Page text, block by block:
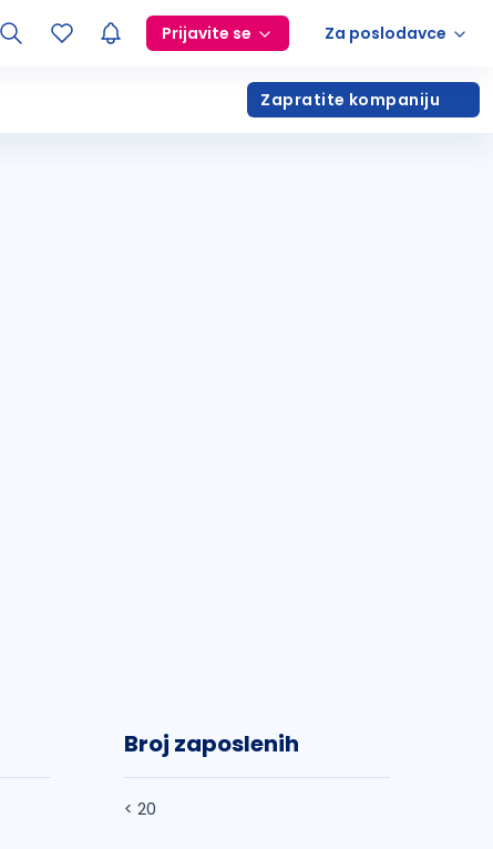
Prijavite se Za poslodavce
Zapratite kompaniju
Broj zaposlenih
< 20